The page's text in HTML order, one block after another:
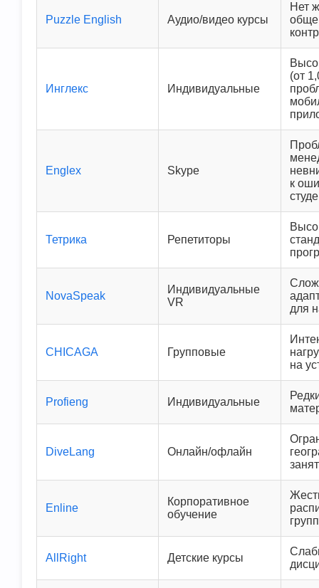
Puzzle English Аудио/видео курсы
Нет
Инглекс Индивидуальные
(от
Englex Skype
к
Тетрика Репетиторы
NovaSpeak
Индивидуальные
VR
для
CHICAGA Групповые
на
Profieng Индивидуальные
DiveLang Онлайн/офлайн
Enline
Корпоративное
обучение
групп
AllRight Детские курсы